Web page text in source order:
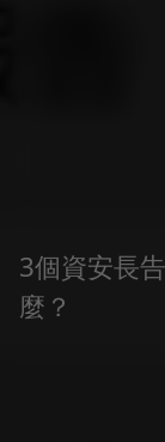
3個資安長
麼？